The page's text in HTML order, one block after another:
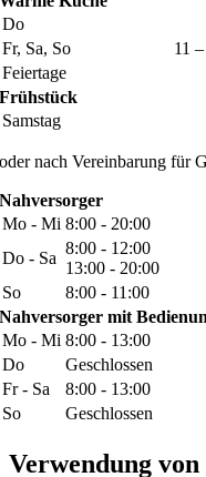
Do
Fr, Sa, So
11
Feiertage
Frühstück
Samstag
oder nach Vereinbarung für
Nahversorger
Mo - Mi 8:00 - 20:00
Do - Sa
8:00 - 12:00
13:00 - 20:00
So
8:00 - 11:00
Nahversorger mit
Mo - Mi 8:00 - 13:00
Do
Geschlossen
Fr - Sa
8:00 - 13:00
So
Geschlossen
Verwendung von